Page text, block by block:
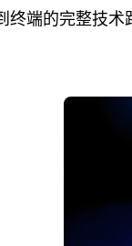
终端的完整技术